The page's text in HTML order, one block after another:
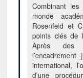
Combinant
monde
Rosenfeld et
points clés de
Après des
international,
d’une